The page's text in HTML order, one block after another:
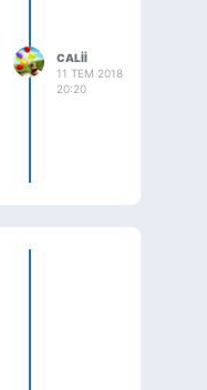
CALII
11 TEM 2018
20:20